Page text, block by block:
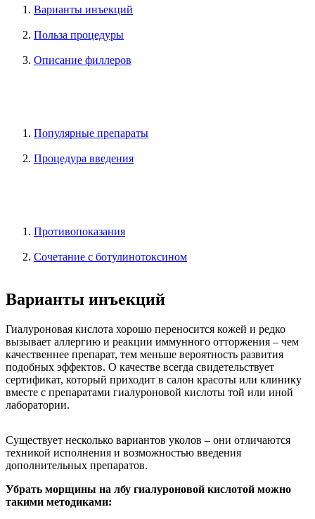
Варианты инъекций
Польза процедуры
Описание филлеров
Популярные препараты
Процедура введения
Противопоказания
Сочетание с ботулинотоксином
Варианты инъекций
Гиалуроновая кислота хорошо переносится кожей и редко
вызывает аллергию и реакции иммунного отторжения – чем
качественнее препарат, тем меньше вероятность развития
подобных эффектов. О качестве всегда свидетельствует
сертификат, который приходит в салон красоты или клинику
вместе с препаратами гиалуроновой кислоты той или иной
лаборатории.
Существует несколько вариантов уколов – они отличаются
техникой исполнения и возможностью введения
дополнительных препаратов.
Убрать морщины на лбу гиалуроновой кислотой можно
такими методиками: